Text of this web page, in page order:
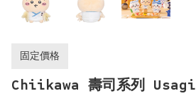
固定價格
Chiikawa 壽司系列 Usagi